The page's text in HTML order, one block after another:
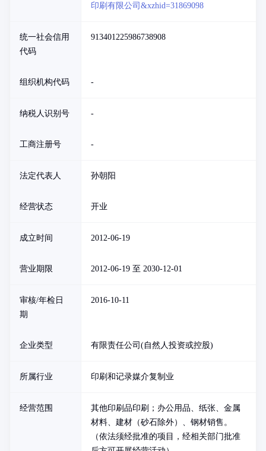
印刷有限公司&xzhid=31869098
统一社会信用
代码
913401225986738908
组织机构代码 -
纳税人识别号 -
工商注册号 -
法定代表人 孙朝阳
经营状态 开业
成立时间 2012-06-19
营业期限 2012-06-19 至 2030-12-01
审核/年检日
期
2016-10-11
企业类型 有限责任公司(自然人投资或控股)
所属行业 印刷和记录媒介复制业
经营范围
其他印刷品印刷；办公用品、纸张、金属
材料、建材（砂石除外）、钢材销售。
（依法须经批准的项目，经相关部门批准